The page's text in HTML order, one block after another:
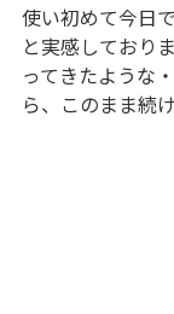
使い初めて今日
と実感しており
ってきたような
ら、このまま続